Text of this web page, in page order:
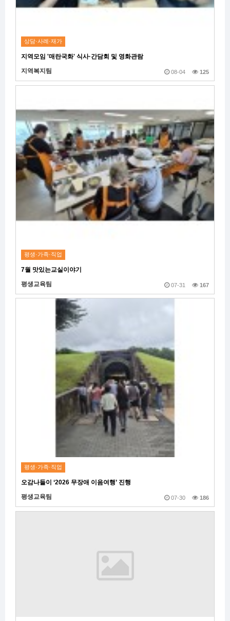
상담·사례·재가
지역모임 '매란국화' 식사·간담회 및 영화관람
지역복지팀
08-04 125
평생·가족·직업
7월 맛있는교실이야기
평생교육팀
07-31 167
평생·가족·직업
오감나들이 ‘2026 무장애 이음여행’ 진행
평생교육팀
07-30 186